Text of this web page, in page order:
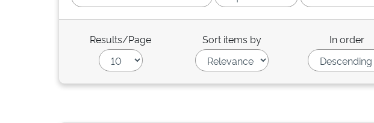
Results/Page Sort items by In order